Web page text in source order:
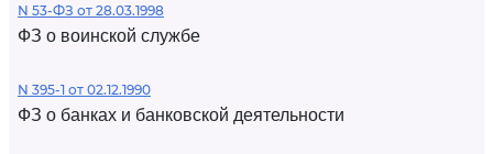
N 53-ФЗ от 28.03.1998
ФЗ о воинской службе
N 395-1 от 02.12.1990
ФЗ о банках и банковской деятельности